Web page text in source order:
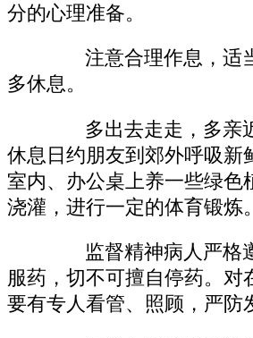
分的心理准备。
注意合理作息，适当
多休息。
多出去走走，多亲
休息日约朋友到郊外呼吸新
室内、办公桌上养一些绿色
浇灌，进行一定的体育锻炼。
监督精神病人严格
服药，切不可擅自停药。对
要有专人看管、照顾，严防